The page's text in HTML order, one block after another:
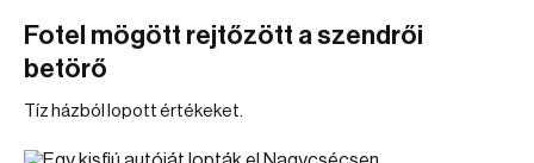
Fotel mögött rejtőzött a szendrői
betörő
Tíz házból lopott értékeket.